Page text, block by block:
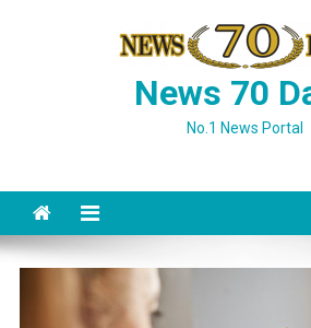
News 70
No.1 News Portal